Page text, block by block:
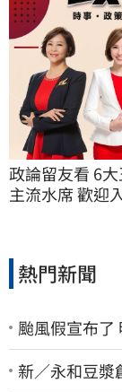
政論留友看 6
主流水席 歡迎
熱門新聞
颱風假宣布了
新／永和豆